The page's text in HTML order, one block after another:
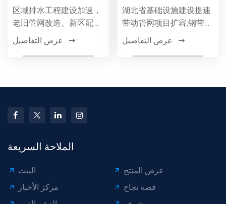
区域排水工程建设加速，
老旧管网改造、新区配套
等项目推动排水管材需求
增长，钢带波纹管因环刚
选，需求持续攀升。
عرض التفاصيل
湖北省基础设施建设提速
带动管网项目扩容,钢带管
材因高强度、耐腐蚀等优
势需求增长,市政、燃气等
عرض التفاصيل
الملاحة السريعة
البيت
عرض المنتج
مركز الأخبار
قصة نجاح